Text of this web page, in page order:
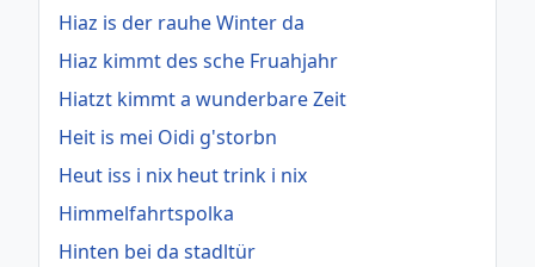
Hiaz is der rauhe Winter da
Hiaz kimmt des sche Fruahjahr
Hiatzt kimmt a wunderbare Zeit
Heit is mei Oidi g'storbn
Heut iss i nix heut trink i nix
Himmelfahrtspolka
Hinten bei da stadltür